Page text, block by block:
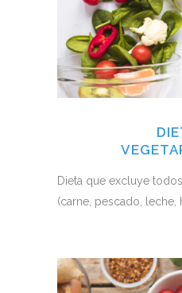
Dieta que excluye
(carne, pescado, leche,